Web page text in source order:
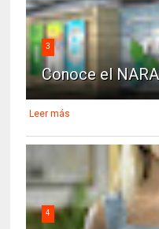
3
Conoce el
Leer más
4